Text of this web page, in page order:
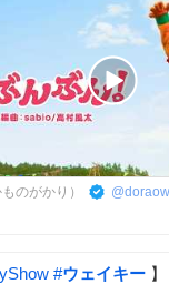
のがかり） @
#ウェイキー